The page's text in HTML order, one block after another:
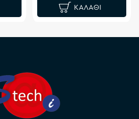
ΚΑΛΆΘΙ